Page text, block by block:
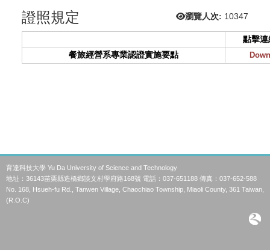
瀏覽人次: 10347
證照規定
點擊連
餐旅經營系專業認證實施要點
育達科技大學 Yu Da University of Science and Technology
地址：36143苗栗縣造橋鄉談文村學府路168號 電話：037-651188 傳真：037-652-588
No. 168, Hsueh-fu Rd., Tanwen Village, Chaochiao Township, Miaoli County, 361 Taiwan,
(R.O.C)